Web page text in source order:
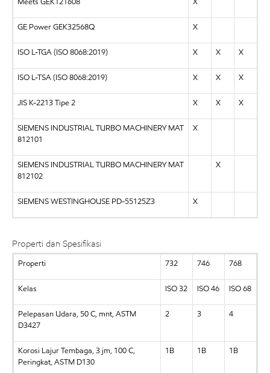
GE Power GEK32568Q X
ISO L-TGA (ISO 8068:2019) X X X
ISO L-TSA (ISO 8068:2019) X X X
JIS K-2213 Tipe 2 X X X
SIEMENS INDUSTRIAL TURBO MACHINERY MAT
812101
X
SIEMENS INDUSTRIAL TURBO MACHINERY MAT
812102
X
SIEMENS WESTINGHOUSE PD-55125Z3 X
Properti dan Spesifikasi
Properti 732 746 768
Kelas ISO 32 ISO 46 ISO 68
Pelepasan Udara, 50 C, mnt, ASTM
D3427
2 3 4
Korosi Lajur Tembaga, 3 jm, 100 C,
Peringkat, ASTM D130
1B 1B 1B